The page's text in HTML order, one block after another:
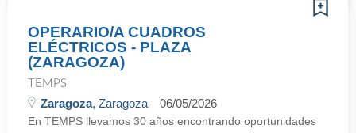
OPERARIO/A CUADROS
ELÉCTRICOS - PLAZA
(ZARAGOZA)
TEMPS
Zaragoza, Zaragoza 06/05/2026
En TEMPS llevamos 30 años encontrando oportunidades